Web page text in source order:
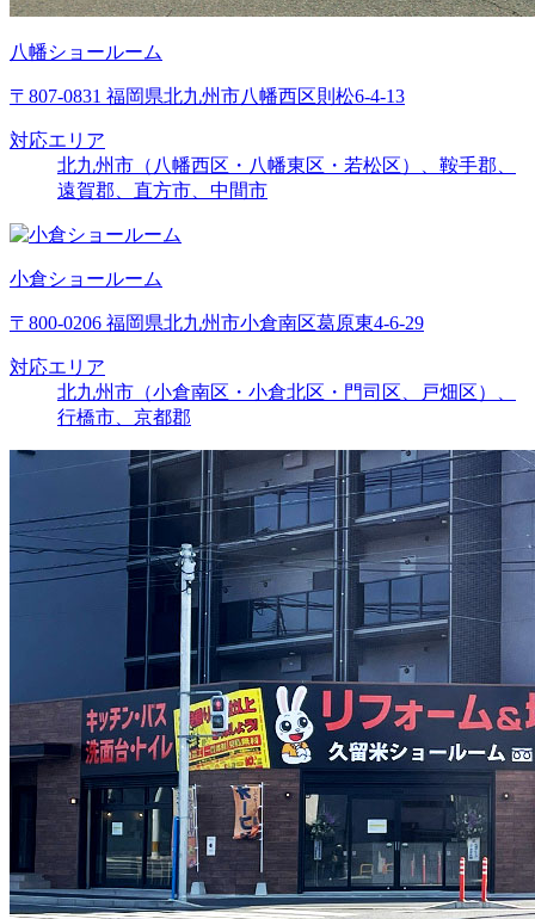
八幡ショールーム
〒807-0831 福岡県北九州市八幡西区則松6-4-13
対応エリア
北九州市（八幡西区・八幡東区・若松区）、鞍手郡、
遠賀郡、直方市、中間市
小倉ショールーム
〒800-0206 福岡県北九州市小倉南区葛原東4-6-29
対応エリア
北九州市（小倉南区・小倉北区・門司区、戸畑区）、
行橋市、京都郡